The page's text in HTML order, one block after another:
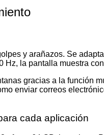
y arañazos. Se
la pantalla muestra
gracias a la función
enviar correos
cada aplicación